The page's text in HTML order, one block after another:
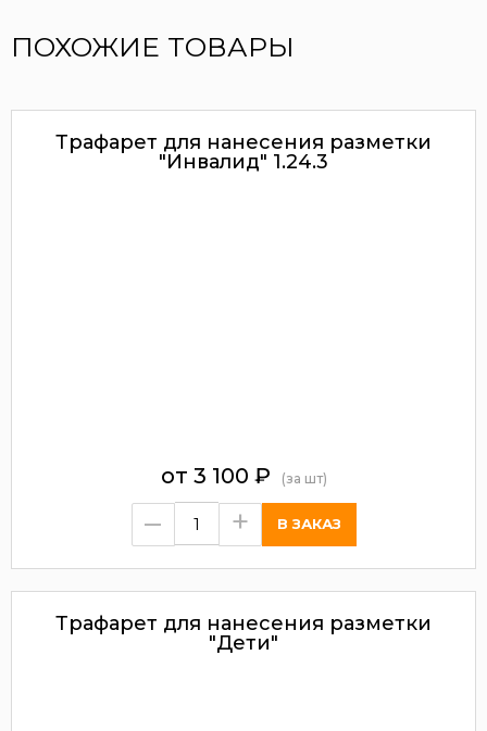
ПОХОЖИЕ ТОВАРЫ
Трафарет для нанесения разметки
"Инвалид" 1.24.3
от 3 100 ₽ (за шт)
– +
Трафарет для нанесения разметки
"Дети"